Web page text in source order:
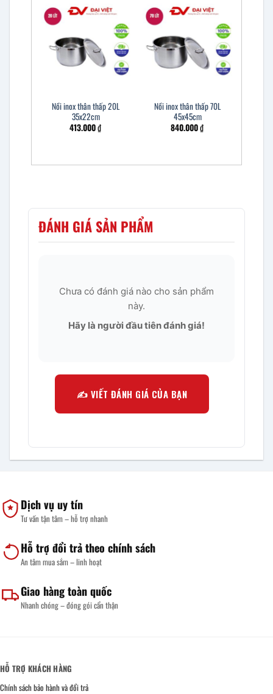
Nồi inox thân thấp 20L
35x22cm
413.000₫
Nồi inox thân thấp 70L
45x45cm
840.000₫
ĐÁNH GIÁ SẢN PHẨM
Chưa có đánh giá nào cho sản phẩm
này.
Hãy là người đầu tiên đánh giá!
✍️ VIẾT ĐÁNH GIÁ CỦA BẠN
Dịch vụ uy tín
Tư vấn tận tâm – hỗ trợ nhanh
Hỗ trợ đổi trả theo chính sách
An tâm mua sắm – linh hoạt
Giao hàng toàn quốc
Nhanh chóng – đóng gói cẩn thận
HỖ TRỢ KHÁCH HÀNG
Chính sách bảo hành và đổi trả